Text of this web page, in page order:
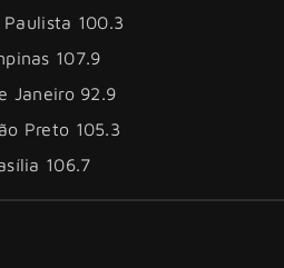
100.3
107.9
Janeiro 92.9
Preto 105.3
106.7